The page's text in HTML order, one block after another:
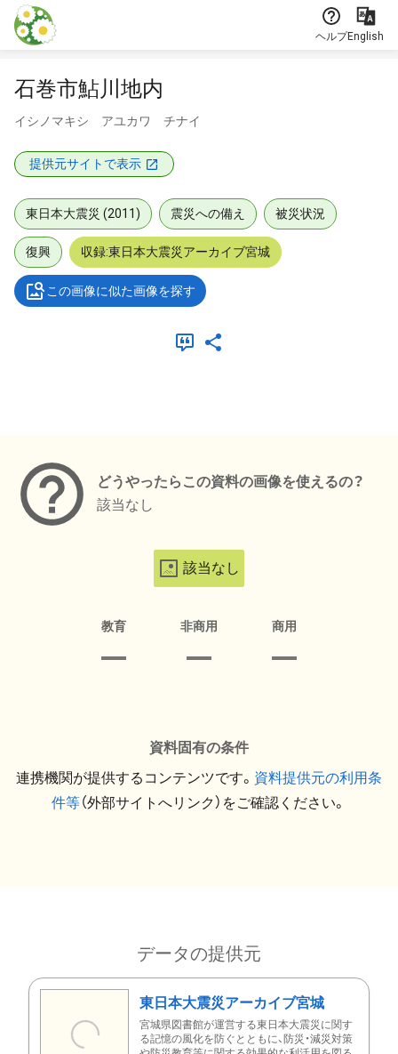
本文に飛ぶ
ヘルプEnglish
石巻市鮎川地内
イシノマキシ アユカワ チナイ
提供元サイトで表示
東日本大震災 (2011) 震災への備え 被災状況
復興 収録:東日本大震災アーカイブ宮城
この画像に似た画像を探す
どうやったらこの資料の画像を使えるの？
該当なし
該当なし
教育 非商用 商用
資料固有の条件
連携機関が提供するコンテンツです。 資料提供元の利用条
件等（外部サイトへリンク）をご確認ください。
データの提供元
東日本大震災アーカイブ宮城
宮城県図書館が運営する東日本大震災に関す
る記憶の風化を防ぐとともに、防災・減災対策